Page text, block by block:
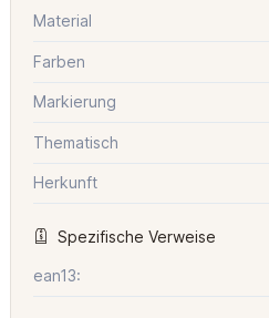
Material
Farben
Markierung
Thematisch
Herkunft
Spezifische Verweise
ean13: